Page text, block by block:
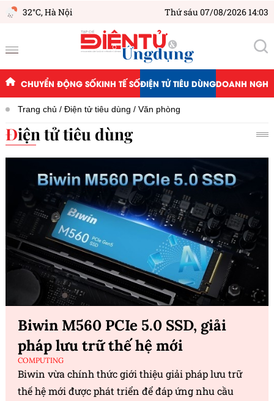
32°C,Hà Nội Thứ sáu 07/08/2026 14:03
CHUYỂN ĐỘNG SỐKINH TẾ SỐĐIỆN TỬ TIÊU DÙNGDOANH
Trang chủ Điện tử tiêu dùng Văn phòng
Điện tử tiêu dùng
Biwin M560 PCIe 5.0 SSD, giải
pháp lưu trữ thế hệ mới
COMPUTING
Biwin vừa chính thức giới thiệu giải pháp lưu trữ
thế hệ mới được phát triển để đáp ứng nhu cầu